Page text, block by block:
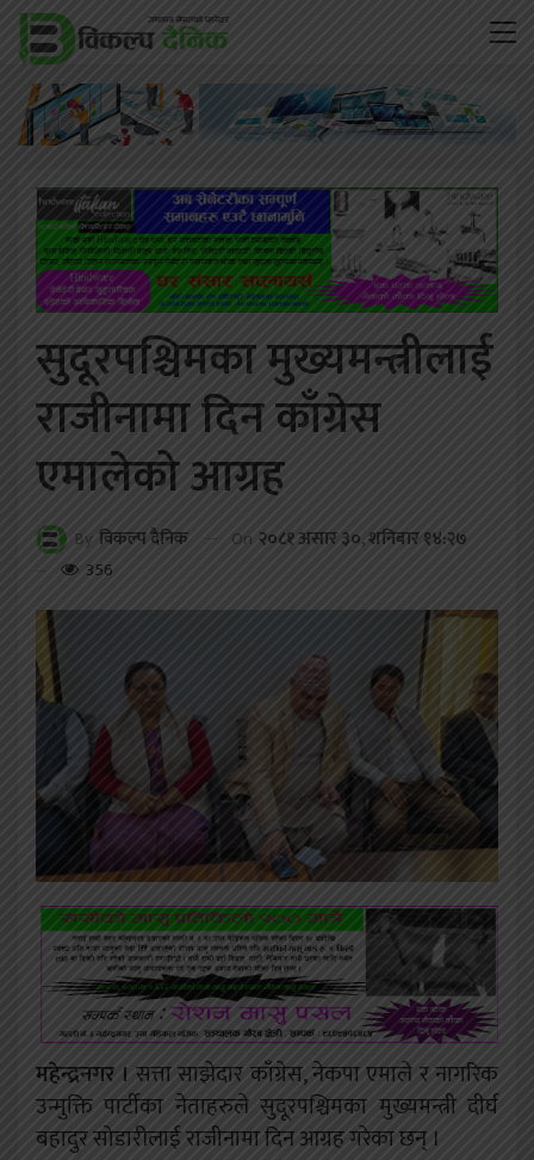
सुदूरपश्चिमका मुख्यमन्त्रीलाई
राजीनामा दिन काँग्रेस
एमालेको आग्रह
By विकल्प दैनिक On २०८१ असार ३०, शनिबार १४:२७
356
महेन्द्रनगर । सत्ता साझेदार काँग्रेस, नेकपा एमाले र नागरिक
उन्मुक्ति पार्टीका नेताहरुले सुदूरपश्चिमका मुख्यमन्त्री दीर्घ
बहादुर सोडारीलाई राजीनामा दिन आग्रह गरेका छन् ।